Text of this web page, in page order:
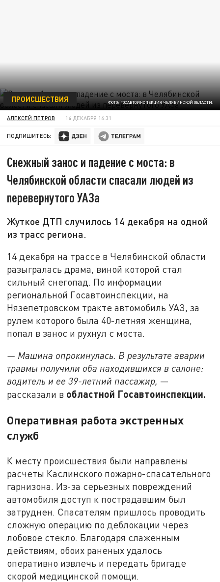
ФОТО: ГОСАВТОИНСПЕКЦИЯ ЧЕЛЯБИНСКОЙ ОБЛАСТИ.
ПРОИСШЕСТВИЯ
АЛЕКСЕЙ ПЕТРОВ 14 ДЕКАБРЯ 16:31
ПОДПИШИТЕСЬ:
Снежный занос и падение с моста: в
Челябинской области спасали людей из
перевернутого УАЗа
Жуткое ДТП случилось 14 декабря на одной
из трасс региона.
14 декабря на трассе в Челябинской области
разыгралась драма, виной которой стал
сильный снегопад. По информации
региональной Госавтоинспекции, на
Нязепетровском тракте автомобиль УАЗ, за
рулем которого была 40-летняя женщина,
попал в занос и рухнул с моста.
— Машина опрокинулась. В результате аварии
травмы получили оба находившихся в салоне:
водитель и ее 39-летний пассажир, —
рассказали в областной Госавтоинспекции.
Оперативная работа экстренных
служб
К месту происшествия были направлены
расчеты Каслинского пожарно-спасательного
гарнизона. Из-за серьезных повреждений
автомобиля доступ к пострадавшим был
затруднен. Спасателям пришлось проводить
сложную операцию по деблокации через
лобовое стекло. Благодаря слаженным
действиям, обоих раненых удалось
оперативно извлечь и передать бригаде
скорой медицинской помощи.